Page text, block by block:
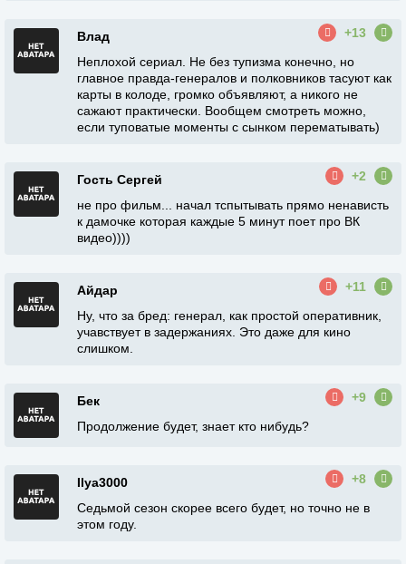
Влад
+13
Неплохой сериал. Не без тупизма конечно, но
главное правда-генералов и полковников тасуют как
карты в колоде, громко объявляют, а никого не
сажают практически. Вообщем смотреть можно,
если туповатые моменты с сынком перематывать)
Гость Сергей
+2
не про фильм... начал тспытывать прямо ненависть
к дамочке которая каждые 5 минут поет про ВК
видео))))
Айдар
+11
Ну, что за бред: генерал, как простой оперативник,
учавствует в задержаниях. Это даже для кино
слишком.
Бек
+9
Продолжение будет, знает кто нибудь?
Ilya3000
+8
Седьмой сезон скорее всего будет, но точно не в
этом году.